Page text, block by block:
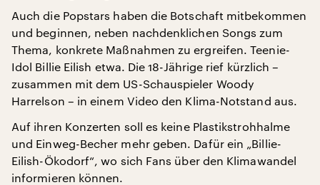
Auch die Popstars haben die Botschaft mitbekommen
und beginnen, neben nachdenklichen Songs zum
Thema, konkrete Maßnahmen zu ergreifen. Teenie-
Idol Billie Eilish etwa. Die 18-Jährige rief kürzlich –
zusammen mit dem US-Schauspieler Woody
Harrelson – in einem Video den Klima-Notstand aus.
Auf ihren Konzerten soll es keine Plastikstrohhalme
und Einweg-Becher mehr geben. Dafür ein „Billie-
Eilish-Ökodorf“, wo sich Fans über den Klimawandel
informieren können.